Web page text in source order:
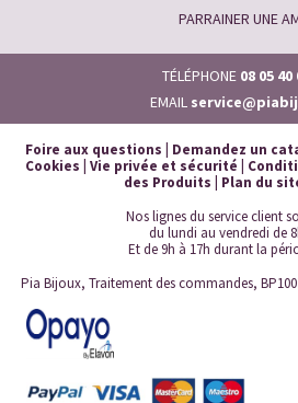
PARRAINER UNE
TÉLÉPHONE 08 05 40
EMAIL
Foire aux questions Demandez un
Cookies Vie privée et sécurité
des Produits
Plan du
Nos lignes du service client
du lundi au vendredi de
Et de 9h à 17h durant la
Pia Bijoux, Traitement des commandes,